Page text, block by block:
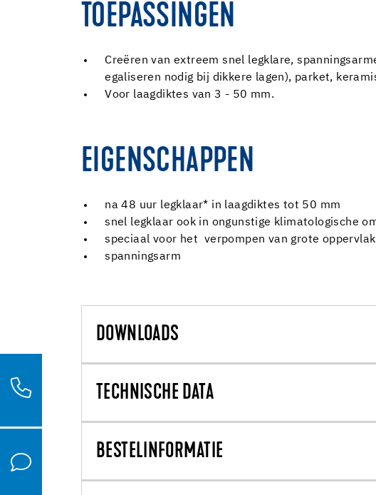
TOEPASSINGEN
Creëren van extreem snel legklare,
egaliseren nodig bij dikkere lagen), parket,
Voor laagdiktes van 3 - 50 mm.
EIGENSCHAPPEN
na 48 uur legklaar* in laagdiktes tot 50 mm
snel legklaar ook in ongunstige klimatologische
speciaal voor het verpompen van grote
spanningsarm
DOWNLOADS
TECHNISCHE DATA
BESTELINFORMATIE